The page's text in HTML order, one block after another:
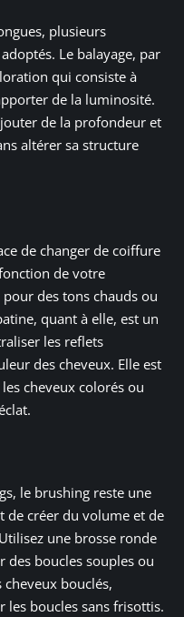
plusieurs
Le balayage, par
qui consiste à
de la luminosité.
de la profondeur et
altérer sa structure
de changer de coiffure
de votre
des tons chauds ou
quant à elle, est un
les reflets
des cheveux. Elle est
cheveux colorés ou
le brushing reste une
créer du volume et de
une brosse ronde
des boucles souples ou
bouclés,
boucles sans frisottis.